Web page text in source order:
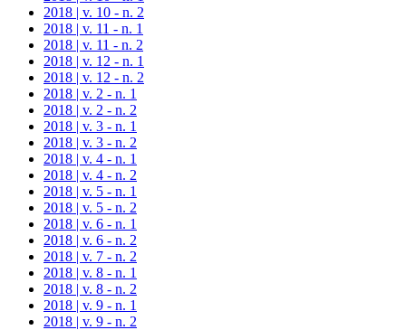
2018 | v. 10 - n. 2
2018 | v. 11 - n. 1
2018 | v. 11 - n. 2
2018 | v. 12 - n. 1
2018 | v. 12 - n. 2
2018 | v. 2 - n. 1
2018 | v. 2 - n. 2
2018 | v. 3 - n. 1
2018 | v. 3 - n. 2
2018 | v. 4 - n. 1
2018 | v. 4 - n. 2
2018 | v. 5 - n. 1
2018 | v. 5 - n. 2
2018 | v. 6 - n. 1
2018 | v. 6 - n. 2
2018 | v. 7 - n. 2
2018 | v. 8 - n. 1
2018 | v. 8 - n. 2
2018 | v. 9 - n. 1
2018 | v. 9 - n. 2